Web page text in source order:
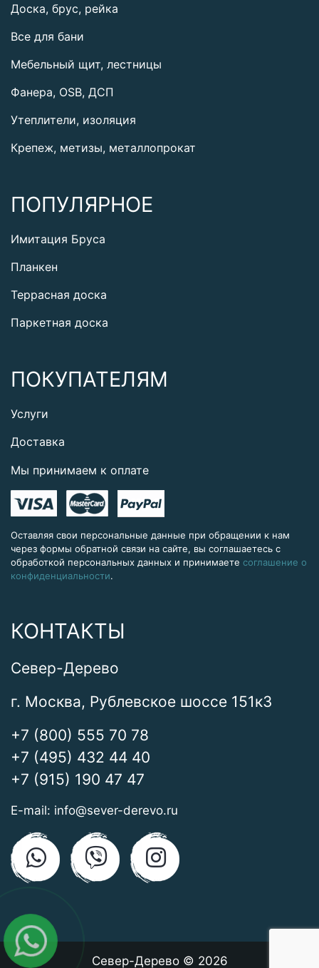
Доска, брус, рейка
Все для бани
Мебельный щит, лестницы
Фанера, OSB, ДСП
Утеплители, изоляция
Крепеж, метизы, металлопрокат
ПОПУЛЯРНОЕ
Имитация Бруса
Планкен
Террасная доска
Паркетная доска
ПОКУПАТЕЛЯМ
Услуги
Доставка
Мы принимаем к оплате
Оставляя свои персональные данные при обращении к нам
через формы обратной связи на сайте, вы соглашаетесь с
обработкой персональных данных и принимаете соглашение о
конфиденциальности.
КОНТАКТЫ
Север-Дерево
г. Москва, Рублевское шоссе 151к3
+7 (800) 555 70 78
+7 (495) 432 44 40
+7 (915) 190 47 47
E-mail: info@sever-derevo.ru
Север-Дерево © 2026